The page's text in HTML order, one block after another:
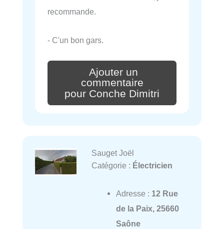
recommande.
- C'un bon gars.
Ajouter un
commentaire
pour Conche Dimitri
Sauget Joël
Catégorie : Électricien
Adresse : 12 Rue
de la Paix, 25660
Saône